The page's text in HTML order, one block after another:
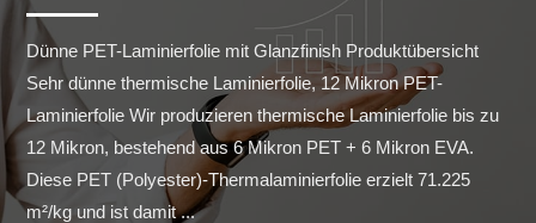
Dünne PET-Laminierfolie mit Glanzfinish Produktübersicht
Sehr dünne thermische Laminierfolie, 12 Mikron PET-
Laminierfolie Wir produzieren thermische Laminierfolie bis zu
12 Mikron, bestehend aus 6 Mikron PET + 6 Mikron EVA.
Diese PET (Polyester)-Thermalaminierfolie erzielt 71.225
m²/kg und ist damit ...